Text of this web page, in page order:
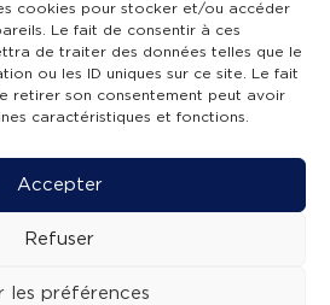
cookies pour stocker et/ou accéder
Le fait de consentir à ces
de traiter des données telles que le
ou les ID uniques sur ce site. Le fait
retirer son consentement peut avoir
caractéristiques et fonctions.
Accepter
Refuser
les préférences
NOUS !
-Accessibilité